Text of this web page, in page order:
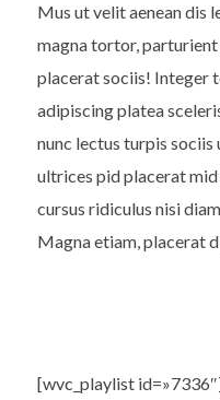
[wvc_playlist
Mus ut velit aenean dis
magna tortor, parturient
placerat sociis! Integer
adipiscing platea
nunc lectus turpis
ultrices pid placerat
cursus ridiculus nisi
Magna etiam, placerat